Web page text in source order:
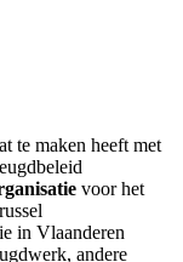
te maken heeft met
voor het
in Vlaanderen
andere